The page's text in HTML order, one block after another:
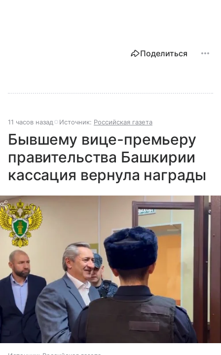
Поделиться
11 часов назад Источник: Российская газета
Бывшему вице-премьеру
правительства Башкирии
кассация вернула награды